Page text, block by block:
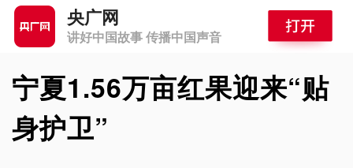
央广网
讲好中国故事 传播中国声音
宁夏1.56万亩红果迎来“贴
身护卫”